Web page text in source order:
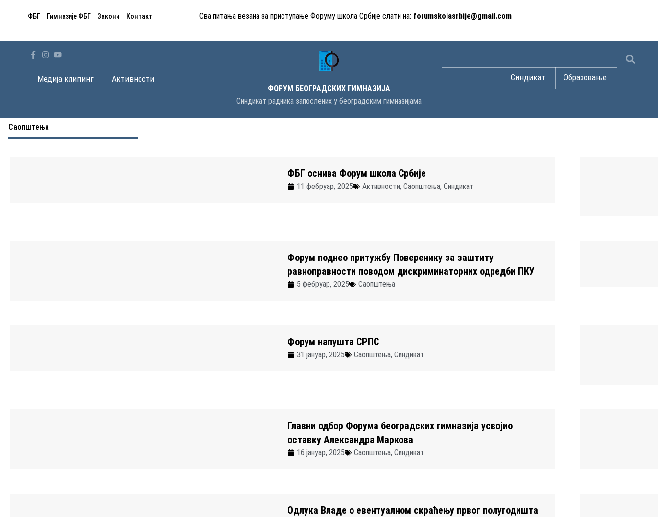
ФБГ Гимназије ФБГ Закони Контакт Сва питања везана за приступање Форуму школа Србије слати на: forumskolasrbije@gmail.com
Медија клипинг Open Медија клипинг
Активности
ФОРУМ БЕОГРАДСКИХ ГИМНАЗИЈА
Синдикат радника запослених у београдским гимназијама
Синдикат Open Синдикат
Образовање
Саопштења
ФБГ оснива Форум школа Србије
11 фебруар, 2025 Активности, Саопштења, Синдикат
Форум поднео притужбу Поверенику за заштиту
равноправности поводом дискриминаторних одредби ПКУ
5 фебруар, 2025 Саопштења
Форум напушта СРПС
31 јануар, 2025 Саопштења, Синдикат
Главни одбор Форума београдских гимназија усвојио
оставку Александра Марковa
16 јануар, 2025 Саопштења, Синдикат
Одлука Владе о евентуалном скраћењу првог полугодишта